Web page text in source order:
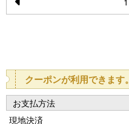
Pr
o
u
s
クーポンが利用できます。
お支払方法
現地決済